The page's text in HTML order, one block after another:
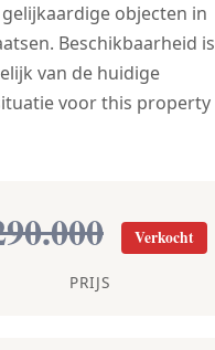
objecten in
Beschikbaarheid is
van de huidige
voor this property
Verkocht
PRIJS